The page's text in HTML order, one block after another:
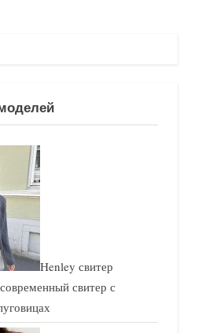
а
з
а
п
и
с
:
Henley свитер
свитер с